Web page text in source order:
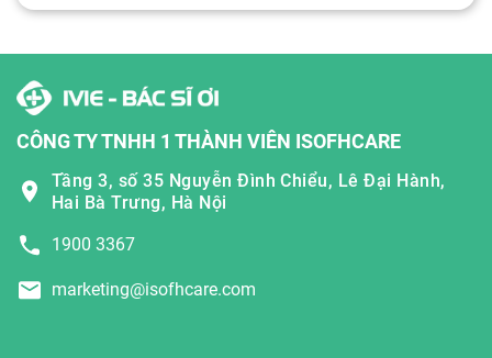
CÔNG TY TNHH 1 THÀNH VIÊN ISOFHCARE
Tầng 3, số 35 Nguyễn Đình Chiểu, Lê Đại Hành,
Hai Bà Trưng, Hà Nội
1900 3367
marketing@isofhcare.com